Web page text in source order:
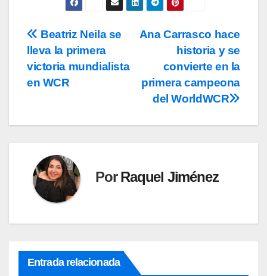
Navegación
de
entradas
Ana Carrasco hace
historia y se
convierte en la
primera campeona
del WorldWCR
Beatriz Neila se
lleva la primera
victoria mundialista
en WCR
PorRaquel Jiménez
Entrada relacionada